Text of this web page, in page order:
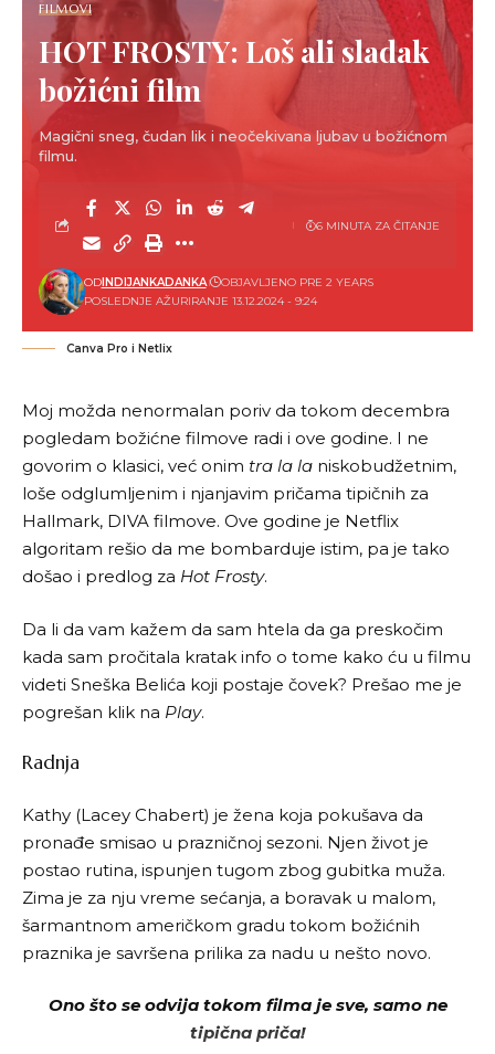
FILMOVI
HOT FROSTY: Loš ali sladak
božićni film
Magični sneg, čudan lik i neočekivana ljubav u božićnom
filmu.
POSLEDNJE AŽURIRANJE 13.12.2024 - 9:24
ODINDIJANKADANKA OBJAVLJENO PRE 2 YEARS
6 MINUTA ZA ČITANJE
Canva Pro i Netlix
Moj možda nenormalan poriv da tokom decembra
pogledam božićne filmove radi i ove godine. I ne
govorim o klasici, već onim tra la la niskobudžetnim,
loše odglumljenim i njanjavim pričama tipičnih za
Hallmark, DIVA filmove. Ove godine je Netflix
algoritam rešio da me bombarduje istim, pa je tako
došao i predlog za Hot Frosty.
Da li da vam kažem da sam htela da ga preskočim
kada sam pročitala kratak info o tome kako ću u filmu
videti Sneška Belića koji postaje čovek? Prešao me je
pogrešan klik na Play.
Radnja
Kathy (Lacey Chabert) je žena koja pokušava da
pronađe smisao u prazničnoj sezoni. Njen život je
postao rutina, ispunjen tugom zbog gubitka muža.
Zima je za nju vreme sećanja, a boravak u malom,
šarmantnom američkom gradu tokom božićnih
praznika je savršena prilika za nadu u nešto novo.
Ono što se odvija tokom filma je sve, samo ne
tipična priča!